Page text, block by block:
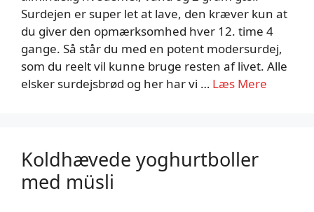
Surdejen er super let at lave, den kræver kun at
du giver den opmærksomhed hver 12. time 4
gange. Så står du med en potent modersurdej,
som du reelt vil kunne bruge resten af livet. Alle
elsker surdejsbrød og her har vi … Læs Mere
Koldhævede yoghurtboller
med müsli